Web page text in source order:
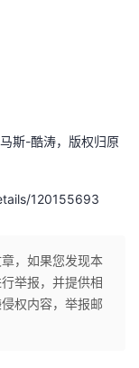
斯-酷涛，版权归原
120155693
，如果您发现本
举报，并提供相
权内容，举报邮